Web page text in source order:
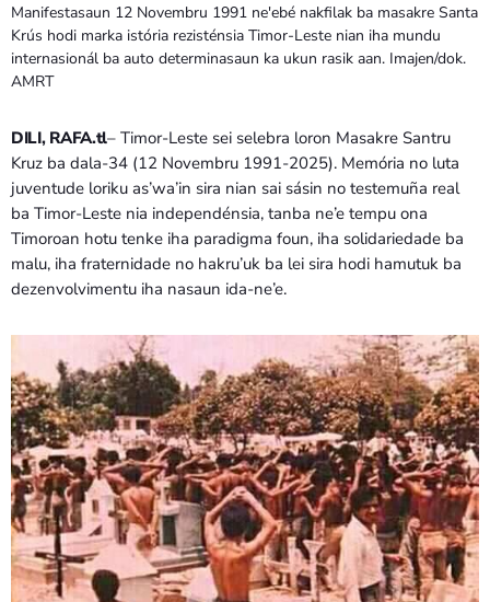
Bom dia RAFA
7:00 AM - 10:00 AM
Manifestasaun 12 Novembru 1991 ne'ebé nakfilak ba masakre Santa
Krús hodi marka istória rezisténsia Timor-Leste nian iha mundu
internasionál ba auto determinasaun ka ukun rasik aan. Imajen/dok.
AMRT
DILI, RAFA.tl– Timor-Leste sei selebra loron Masakre Santru
Kruz ba dala-34 (12 Novembru 1991-2025). Memória no luta
juventude loriku as’wa’in sira nian sai sásin no testemuña real
ba Timor-Leste nia independénsia, tanba ne’e tempu ona
Timoroan hotu tenke iha paradigma foun, iha solidariedade ba
malu, iha fraternidade no hakru’uk ba lei sira hodi hamutuk ba
dezenvolvimentu iha nasaun ida-ne’e.